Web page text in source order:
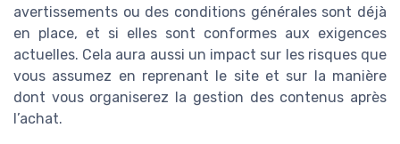
avertissements ou des conditions générales sont déjà
en place, et si elles sont conformes aux exigences
actuelles. Cela aura aussi un impact sur les risques que
vous assumez en reprenant le site et sur la manière
dont vous organiserez la gestion des contenus après
l’achat.